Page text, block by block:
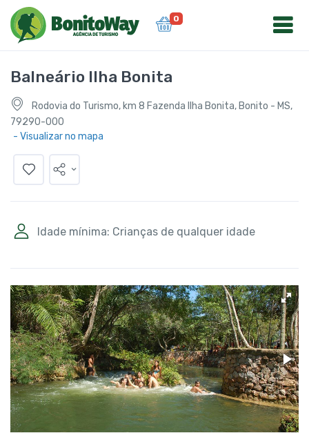
0
Balneário Ilha Bonita
Rodovia do Turismo, km 8 Fazenda Ilha Bonita, Bonito - MS,
79290-000
- Visualizar no mapa
Idade mínima: Crianças de qualquer idade